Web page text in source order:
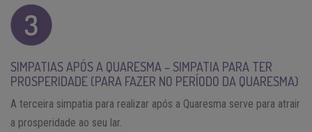
SIMPATIAS APÓS A QUARESMA – SIMPATIA PARA TER
PROSPERIDADE (PARA FAZER NO PERÍODO DA QUARESMA)
A terceira simpatia para realizar após a Quaresma serve para atrair
a prosperidade ao seu lar.